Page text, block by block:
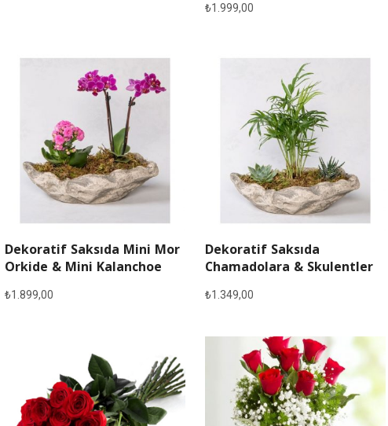
₺1.999,00
Dekoratif Saksıda Mini Mor
Orkide & Mini Kalanchoe
₺1.899,00
Dekoratif Saksıda
Chamadolara & Skulentler
₺1.349,00